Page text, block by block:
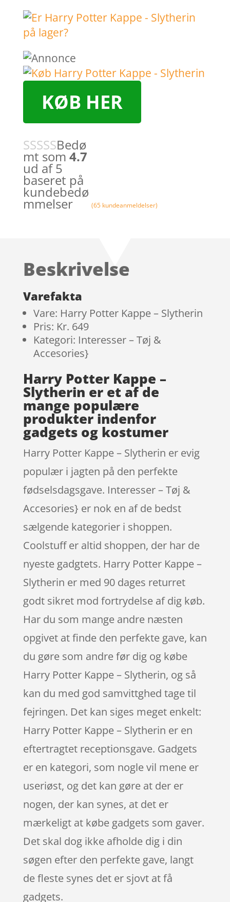
KØB HER
Bedø
mt som 4.7
ud af 5
baseret på
kundebedø
mmelser (65 kundeanmeldelser)
Beskrivelse
Varefakta
Vare: Harry Potter Kappe – Slytherin
Pris: Kr. 649
Kategori: Interesser – Tøj &
Accesories}
Harry Potter Kappe –
Slytherin er et af de
mange populære
produkter indenfor
gadgets og kostumer
Harry Potter Kappe – Slytherin er evig
populær i jagten på den perfekte
fødselsdagsgave. Interesser – Tøj &
Accesories} er nok en af de bedst
sælgende kategorier i shoppen.
Coolstuff er altid shoppen, der har de
nyeste gadgtets. Harry Potter Kappe –
Slytherin er med 90 dages returret
godt sikret mod fortrydelse af dig køb.
Har du som mange andre næsten
opgivet at finde den perfekte gave, kan
du gøre som andre før dig og købe
Harry Potter Kappe – Slytherin, og så
kan du med god samvittghed tage til
fejringen. Det kan siges meget enkelt:
Harry Potter Kappe – Slytherin er en
eftertragtet receptionsgave. Gadgets
er en kategori, som nogle vil mene er
useriøst, og det kan gøre at der er
nogen, der kan synes, at det er
mærkeligt at købe gadgets som gaver.
Det skal dog ikke afholde dig i din
søgen efter den perfekte gave, langt
de fleste synes det er sjovt at få
gadgets.